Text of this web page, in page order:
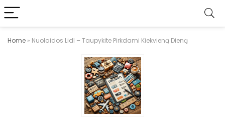
Home » Nuolaidos Lidl – Taupykite Pirkdami Kiekvieną Dieną